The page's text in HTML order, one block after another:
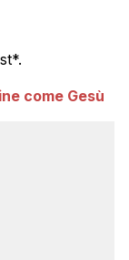
come Gesù